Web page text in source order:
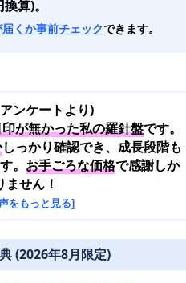
換算)。
届くか事前チェックできます。
ンケートより)
が無かった私の羅針盤です。
しっかり確認でき、成長段階も
。 お手ごろな価格で感謝しか
ません！
をもっと見る]
(2026年8月限定)